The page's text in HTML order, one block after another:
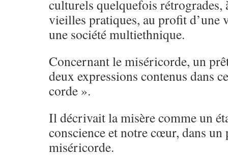
culturels quelquefois rétrogrades,
vieilles pratiques, au profit d’une
une société multiethnique.
Concernant le miséricorde, un
deux expressions contenus dans
corde ».
Il décrivait la misère comme un
conscience et notre cœur, dans un
miséricorde.